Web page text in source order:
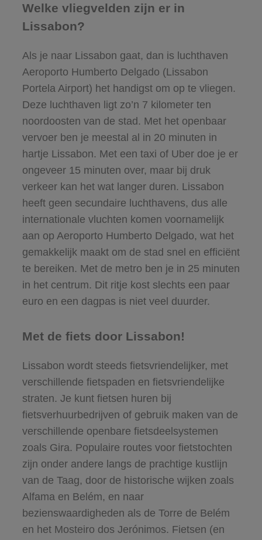
Welke vliegvelden zijn er in
Lissabon?
Als je naar Lissabon gaat, dan is luchthaven
Aeroporto Humberto Delgado (Lissabon
Portela Airport) het handigst om op te vliegen.
Deze luchthaven ligt zo’n 7 kilometer ten
noordoosten van de stad. Met het openbaar
vervoer ben je meestal al in 20 minuten in
hartje Lissabon. Met een taxi of Uber doe je er
ongeveer 15 minuten over, maar bij druk
verkeer kan het wat langer duren. Lissabon
heeft geen secundaire luchthavens, dus alle
internationale vluchten komen voornamelijk
aan op Aeroporto Humberto Delgado, wat het
gemakkelijk maakt om de stad snel en efficiënt
te bereiken. Met de metro ben je in 25 minuten
in het centrum. Dit ritje kost slechts een paar
euro en een dagpas is niet veel duurder.
Met de fiets door Lissabon!
Lissabon wordt steeds fietsvriendelijker, met
verschillende fietspaden en fietsvriendelijke
straten. Je kunt fietsen huren bij
fietsverhuurbedrijven of gebruik maken van de
verschillende openbare fietsdeelsystemen
zoals Gira. Populaire routes voor fietstochten
zijn onder andere langs de prachtige kustlijn
van de Taag, door de historische wijken zoals
Alfama en Belém, en naar
bezienswaardigheden als de Torre de Belém
en het Mosteiro dos Jerónimos. Fietsen (en